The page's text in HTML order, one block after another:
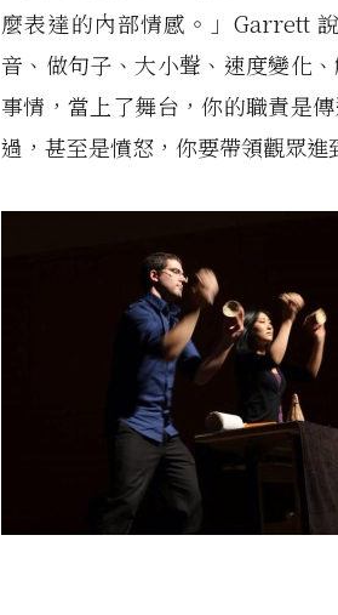
麼表達的內部情感。」Garrett
音、做句子、大小聲、速度變化
事情，當上了舞台，你的職責是
過，甚至是憤怒，你要帶領觀眾進